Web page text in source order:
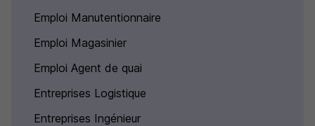
Emploi Manutentionnaire
Emploi Magasinier
Emploi Agent de quai
Entreprises Logistique
Entreprises Ingénieur